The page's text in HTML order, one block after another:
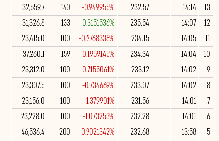
13
14:14
232.57
-0.949955%
140
32,559.7
12
14:07
235.54
0.3151536%
133
31,326.8
11
14:05
234.15
-0.2768338%
100
23,415.0
10
14:04
234.34
-0.1959145%
159
37,260.1
9
14:02
233.12
-0.7155061%
100
23,312.0
8
14:02
233.07
-0.734669%
100
23,307.5
7
14:01
231.56
-1.379901%
100
23,156.0
6
14:01
232.28
-1.073253%
100
23,228.0
5
13:58
232.68
-0.9021342%
200
46,536.4